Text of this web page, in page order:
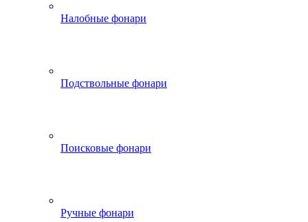
Налобные фонари
Подствольные фонари
Поисковые фонари
Ручные фонари